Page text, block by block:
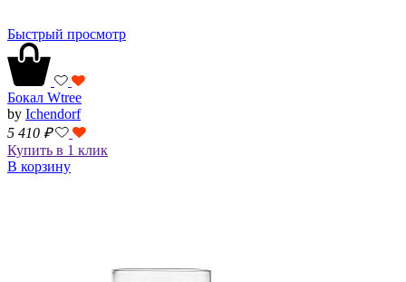
Быстрый просмотр
Бокал Wtree
by Ichendorf
5 410 ₽
Купить в 1 клик
В корзину